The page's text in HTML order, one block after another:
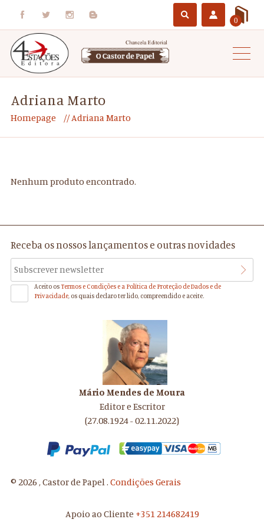
0
Adriana Marto
Homepage Adriana Marto
Nenhum produto encontrado.
Receba os nossos lançamentos e outras novidades
Aceito os Termos e Condições e a Política de Proteção de Dados e de
Privacidade, os quais declaro ter lido, compreendido e aceite.
Mário Mendes de Moura
Editor e Escritor
(27.08.1924 - 02.11.2022)
© 2026 , Castor de Papel . Condições Gerais
Apoio ao Cliente +351 214682419